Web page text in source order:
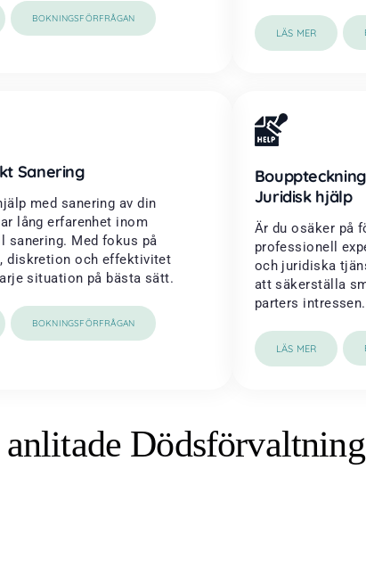
BOKNINGSFÖRFRÅGAN
LÄS MER
Sanering
med sanering av din
lång erfarenhet inom
sanering. Med fokus på
diskretion och effektivitet
situation på bästa sätt.
BOKNINGSFÖRFRÅGAN
Juridisk hjälp
Är du osäker på
professionell
och juridiska
att säkerställa
parters intressen.
LÄS MER
Dödsförvaltning